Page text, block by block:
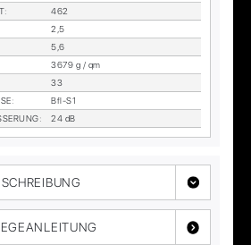
:
462
2,5
5,6
3679 g / qm
33
:
Bfl-S1
: 24 dB